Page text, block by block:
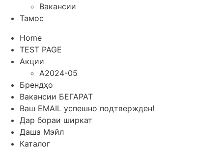
Вакансии
Тамос
Home
TEST PAGE
Акции
A2024-05
Брендҳо
Вакансии БЕГАРАТ
Ваш EMAIL успешно подтвержден!
Дар бораи ширкат
Даша Мэйл
Каталог